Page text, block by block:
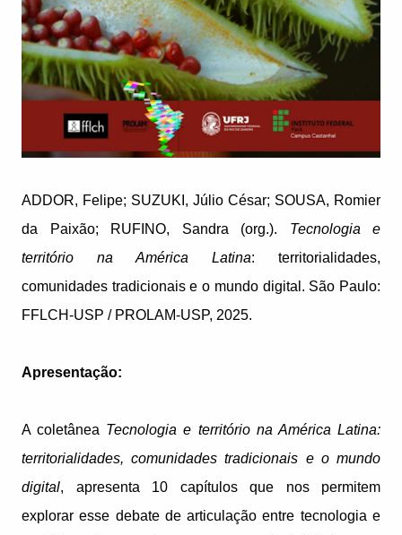
ADDOR, Felipe; SUZUKI, Júlio César; SOUSA, Romier
da Paixão; RUFINO, Sandra (org.). Tecnologia e
território na América Latina: territorialidades,
comunidades tradicionais e o mundo digital. São Paulo:
FFLCH-USP / PROLAM-USP, 2025.
Apresentação:
A coletânea Tecnologia e território na América Latina:
territorialidades, comunidades tradicionais e o mundo
digital, apresenta 10 capítulos que nos permitem
explorar esse debate de articulação entre tecnologia e